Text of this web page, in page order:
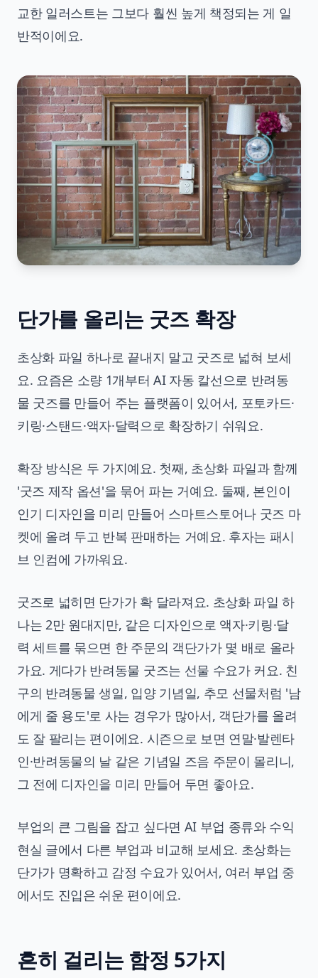
교한 일러스트는 그보다 훨씬 높게 책정되는 게 일
반적이에요.
단가를 올리는 굿즈 확장
초상화 파일 하나로 끝내지 말고 굿즈로 넓혀 보세
요. 요즘은 소량 1개부터 AI 자동 칼선으로 반려동
물 굿즈를 만들어 주는 플랫폼이 있어서, 포토카드·
키링·스탠드·액자·달력으로 확장하기 쉬워요.
확장 방식은 두 가지예요. 첫째, 초상화 파일과 함께
'굿즈 제작 옵션'을 묶어 파는 거예요. 둘째, 본인이
인기 디자인을 미리 만들어 스마트스토어나 굿즈 마
켓에 올려 두고 반복 판매하는 거예요. 후자는 패시
브 인컴에 가까워요.
굿즈로 넓히면 단가가 확 달라져요. 초상화 파일 하
나는 2만 원대지만, 같은 디자인으로 액자·키링·달
력 세트를 묶으면 한 주문의 객단가가 몇 배로 올라
가요. 게다가 반려동물 굿즈는 선물 수요가 커요. 친
구의 반려동물 생일, 입양 기념일, 추모 선물처럼 '남
에게 줄 용도'로 사는 경우가 많아서, 객단가를 올려
도 잘 팔리는 편이에요. 시즌으로 보면 연말·발렌타
인·반려동물의 날 같은 기념일 즈음 주문이 몰리니,
그 전에 디자인을 미리 만들어 두면 좋아요.
부업의 큰 그림을 잡고 싶다면 AI 부업 종류와 수익
현실 글에서 다른 부업과 비교해 보세요. 초상화는
단가가 명확하고 감정 수요가 있어서, 여러 부업 중
에서도 진입은 쉬운 편이에요.
흔히 걸리는 함정 5가지